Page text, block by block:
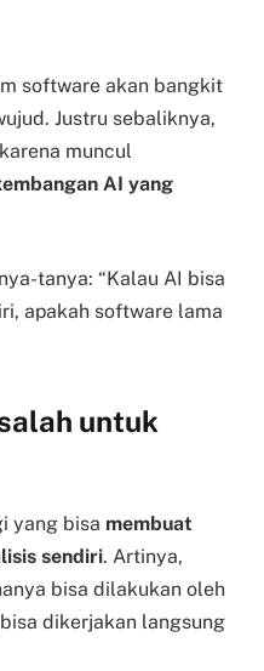
software akan bangkit
Justru sebaliknya,
muncul
AI yang
tanya: “Kalau AI bisa
apakah software lama
untuk
yang bisa membuat
sendiri. Artinya,
bisa dilakukan oleh
dikerjakan langsung